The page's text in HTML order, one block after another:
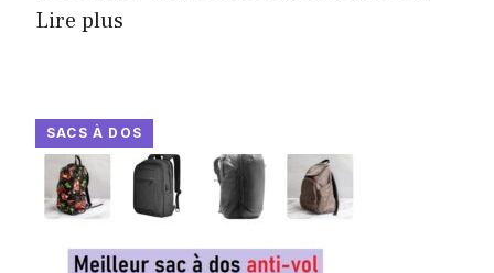
Lire plus
SACS À DOS